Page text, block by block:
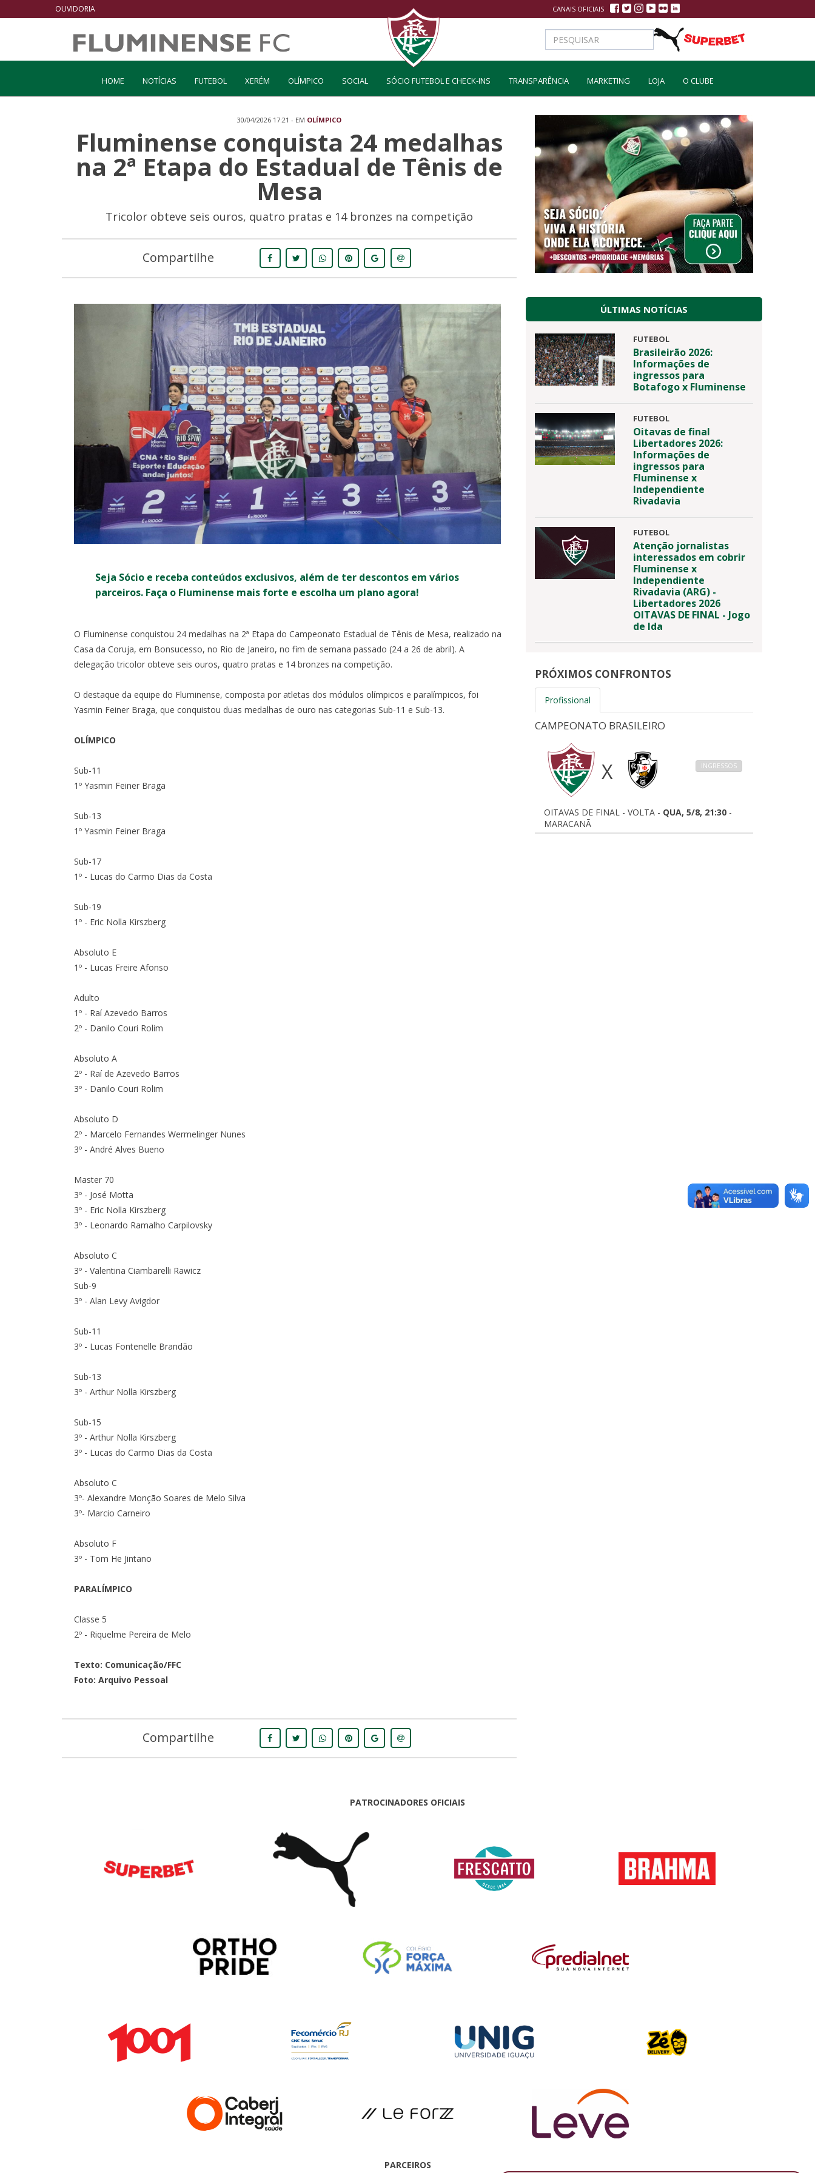
OUVIDORIA CANAIS OFICIAIS
HOME NOTÍCIAS FUTEBOL XERÉM OLÍMPICO SOCIAL SÓCIO FUTEBOL E CHECK-INS TRANSPARÊNCIA MARKETING LOJA O CLUBE
30/04/2026 17:21 - EM OLÍMPICO
Fluminense conquista 24 medalhas
na 2ª Etapa do Estadual de Tênis de
Mesa
Tricolor obteve seis ouros, quatro pratas e 14 bronzes na competição
Compartilhe
Seja Sócio e receba conteúdos exclusivos, além de ter descontos em vários
parceiros. Faça o Fluminense mais forte e escolha um plano agora!
O Fluminense conquistou 24 medalhas na 2ª Etapa do Campeonato Estadual de Tênis de Mesa, realizado na
Casa da Coruja, em Bonsucesso, no Rio de Janeiro, no fim de semana passado (24 a 26 de abril). A
delegação tricolor obteve seis ouros, quatro pratas e 14 bronzes na competição.
O destaque da equipe do Fluminense, composta por atletas dos módulos olímpicos e paralímpicos, foi
Yasmin Feiner Braga, que conquistou duas medalhas de ouro nas categorias Sub-11 e Sub-13.
OLÍMPICO
Sub-11
1º Yasmin Feiner Braga
Sub-13
1º Yasmin Feiner Braga
Sub-17
1º - Lucas do Carmo Dias da Costa
Sub-19
1º - Eric Nolla Kirszberg
Absoluto E
1º - Lucas Freire Afonso
Adulto
1º - Raí Azevedo Barros
2º - Danilo Couri Rolim
Absoluto A
2º - Raí de Azevedo Barros
3º - Danilo Couri Rolim
Absoluto D
2º - Marcelo Fernandes Wermelinger Nunes
3º - André Alves Bueno
Master 70
3º - José Motta
3º - Eric Nolla Kirszberg
3º - Leonardo Ramalho Carpilovsky
Absoluto C
3º - Valentina Ciambarelli Rawicz
Sub-9
3º - Alan Levy Avigdor
Sub-11
3º - Lucas Fontenelle Brandão
Sub-13
3º - Arthur Nolla Kirszberg
Sub-15
3º - Arthur Nolla Kirszberg
3º - Lucas do Carmo Dias da Costa
Absoluto C
3º- Alexandre Monção Soares de Melo Silva
3º- Marcio Carneiro
Absoluto F
3º - Tom He Jintano
PARALÍMPICO
Classe 5
2º - Riquelme Pereira de Melo
Texto: Comunicação/FFC
Foto: Arquivo Pessoal
Compartilhe
ÚLTIMAS NOTÍCIAS
FUTEBOL
Brasileirão 2026:
Informações de
ingressos para
Botafogo x Fluminense
FUTEBOL
Oitavas de final
Libertadores 2026:
Informações de
ingressos para
Fluminense x
Independiente
Rivadavia
FUTEBOL
Atenção jornalistas
interessados em cobrir
Fluminense x
Independiente
Rivadavia (ARG) -
Libertadores 2026
OITAVAS DE FINAL - Jogo
de Ida
PRÓXIMOS CONFRONTOS
Profissional
CAMPEONATO BRASILEIRO
X INGRESSOS
OITAVAS DE FINAL - VOLTA - QUA, 5/8, 21:30 -
MARACANÃ
PATROCINADORES OFICIAIS
PARCEIROS